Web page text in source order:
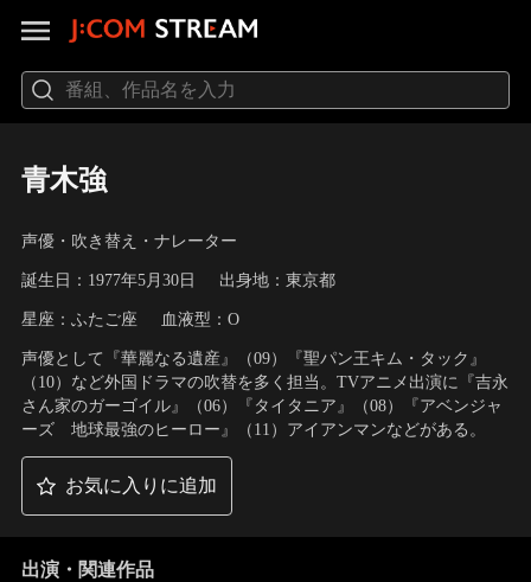
青木強
声優・吹き替え・ナレーター
誕生日：1977年5月30日 出身地：東京都
星座：ふたご座 血液型：O
声優として『華麗なる遺産』（09）『聖パン王キム・タック』
（10）など外国ドラマの吹替を多く担当。TVアニメ出演に『吉永
さん家のガーゴイル』（06）『タイタニア』（08）『アベンジャ
ーズ 地球最強のヒーロー』（11）アイアンマンなどがある。
お気に入りに追加
出演・関連作品